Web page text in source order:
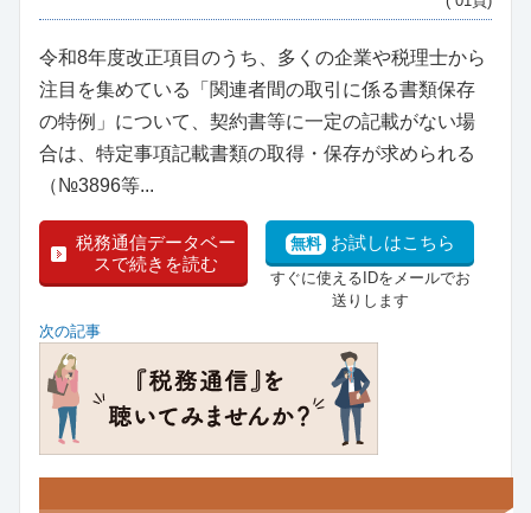
令和8年度改正項目のうち、多くの企業や税理士から
注目を集めている「関連者間の取引に係る書類保存
の特例」について、契約書等に一定の記載がない場
合は、特定事項記載書類の取得・保存が求められる
（№3896等...
税務通信データベー
スで続きを読む
無料 お試しはこちら
すぐに使えるIDをメールでお
送りします
次の記事